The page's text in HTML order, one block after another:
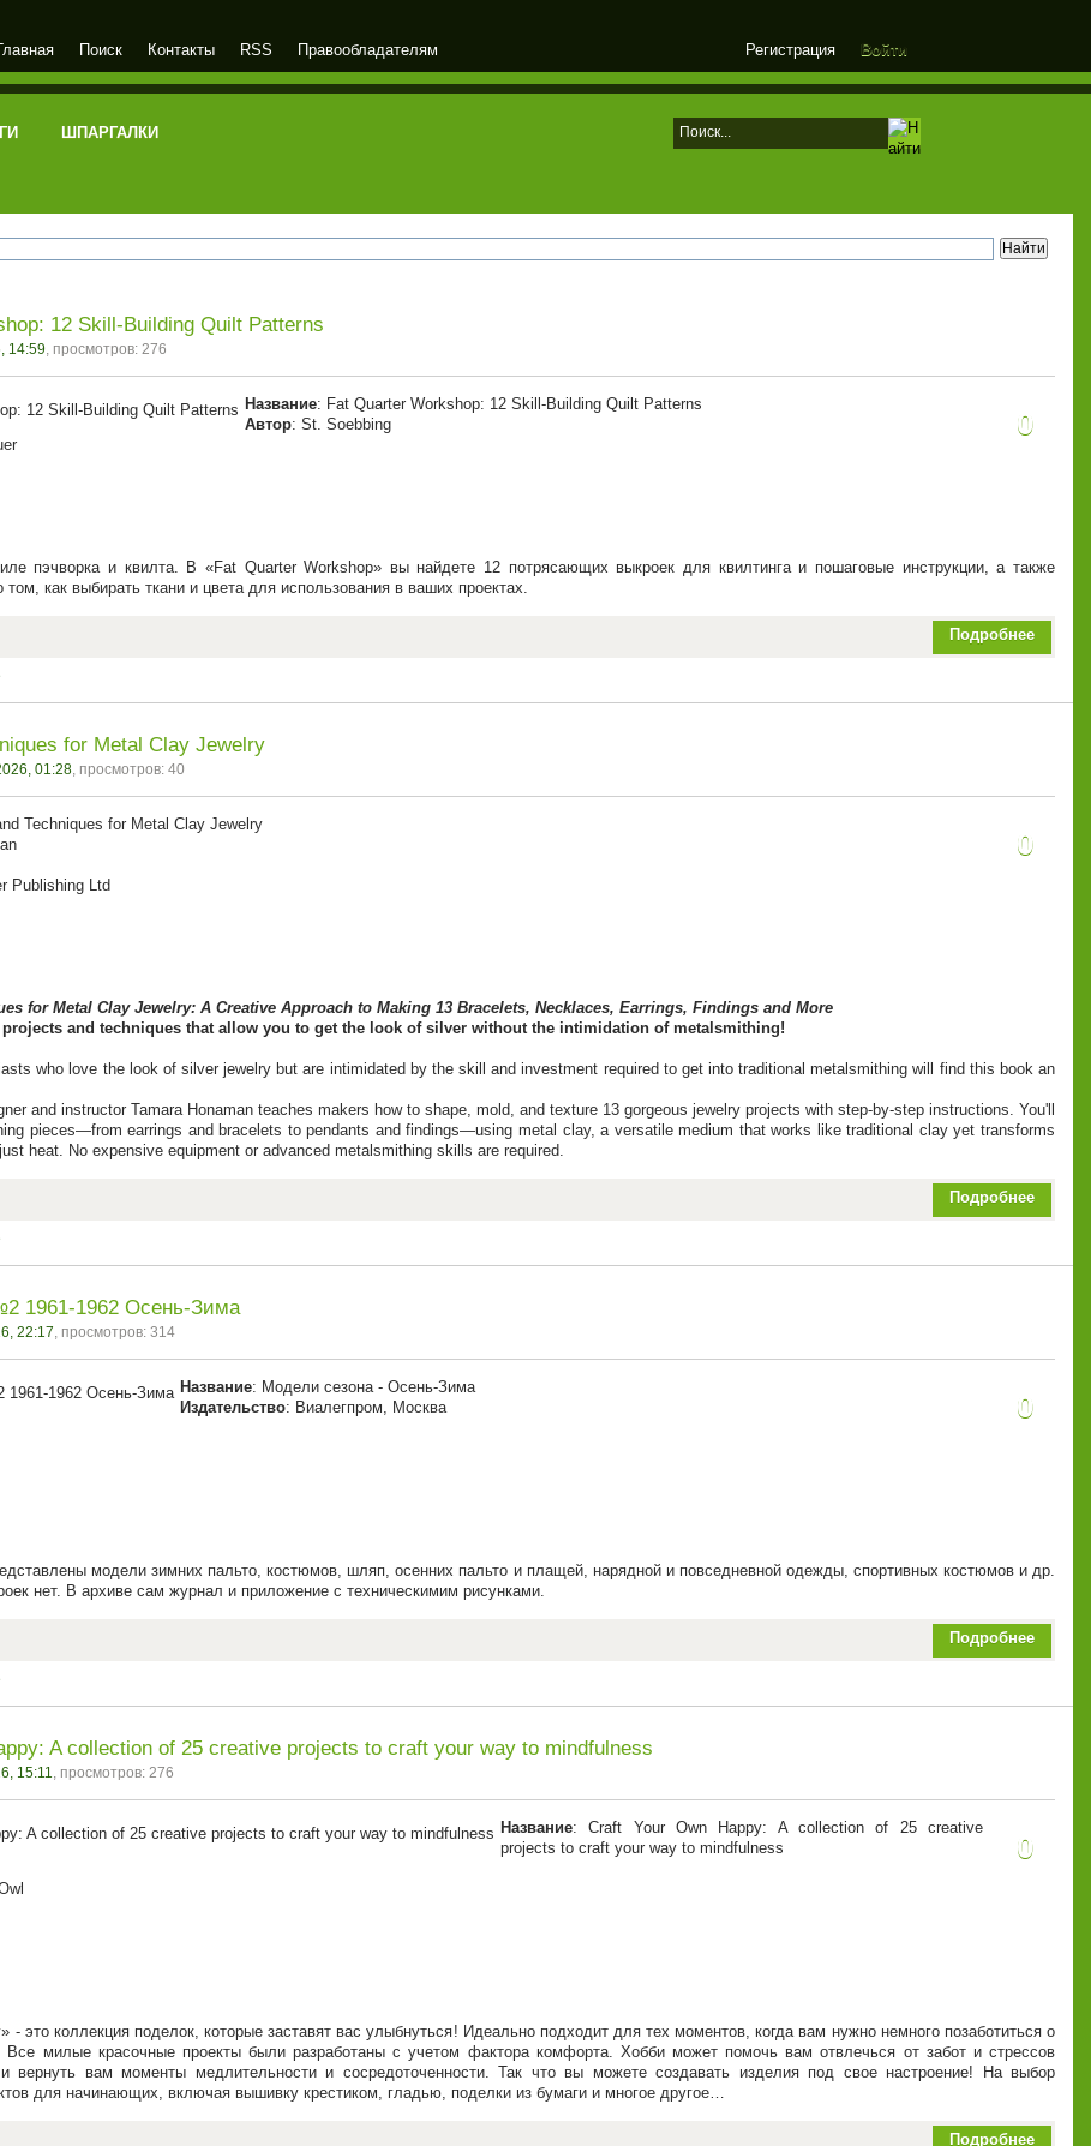
Регистрация Войти
Поиск Контакты RSS Правообладателям
ШПАРГАЛКИ
12 Skill-Building Quilt Patterns
14:59, просмотров: 276
0
Название: Fat Quarter Workshop: 12 Skill-Building Quilt Patterns
Автор: St. Soebbing
пэчворка и квилта. В «Fat Quarter Workshop» вы найдете 12 потрясающих выкроек для квилтинга и пошаговые инструкции, а также
как выбирать ткани и цвета для использования в ваших проектах.
Подробнее
for Metal Clay Jewelry
01:28, просмотров: 40
0
Techniques for Metal Clay Jewelry
Publishing Ltd
for Metal Clay Jewelry: A Creative Approach to Making 13 Bracelets, Necklaces, Earrings, Findings and More
projects and techniques that allow you to get the look of silver without the intimidation of metalsmithing!
who love the look of silver jewelry but are intimidated by the skill and investment required to get into traditional metalsmithing will find this book an
and instructor Tamara Honaman teaches makers how to shape, mold, and texture 13 gorgeous jewelry projects with step-by-step instructions. You'll
pieces—from earrings and bracelets to pendants and findings—using metal clay, a versatile medium that works like traditional clay yet transforms
heat. No expensive equipment or advanced metalsmithing skills are required.
Подробнее
1961-1962 Осень-Зима
22:17 , просмотров: 314
0
Название: Модели сезона - Осень-Зима
Издательство: Виалегпром, Москва
модели зимних пальто, костюмов, шляп, осенних пальто и плащей, нарядной и повседневной одежды, спортивных костюмов и др.
нет. В архиве сам журнал и приложение с техническимим рисунками.
Подробнее
A collection of 25 creative projects to craft your way to mindfulness
15:11 , просмотров: 276
0
Название: Craft Your Own Happy: A collection of 25 creative
projects to craft your way to mindfulness
- это коллекция поделок, которые заставят вас улыбнуться! Идеально подходит для тех моментов, когда вам нужно немного позаботиться о
Все милые красочные проекты были разработаны с учетом фактора комфорта. Хобби может помочь вам отвлечься от забот и стрессов
вернуть вам моменты медлительности и сосредоточенности. Так что вы можете создавать изделия под свое настроение! На выбор
для начинающих, включая вышивку крестиком, гладью, поделки из бумаги и многое другое…
Подробнее